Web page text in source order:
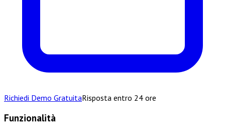
Richiedi Demo GratuitaRisposta entro 24 ore
Funzionalità